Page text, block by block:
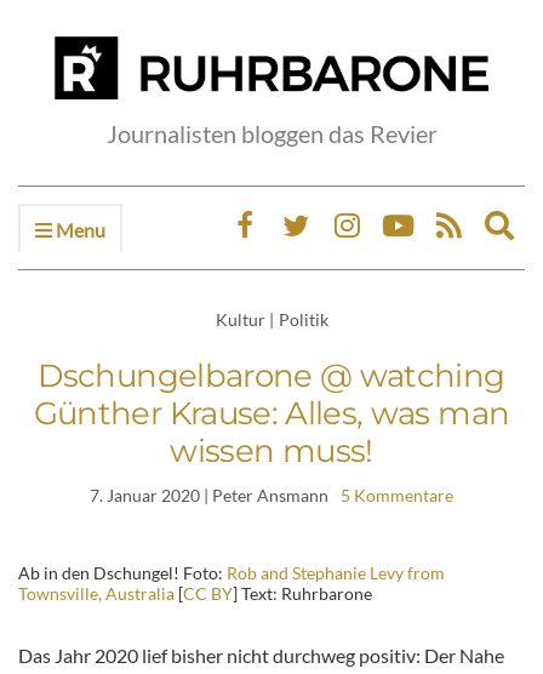
Journalisten bloggen das Revier
Menu
Kultur | Politik
Dschungelbarone @ watching
Günther Krause: Alles, was man
wissen muss!
7. Januar 2020 | Peter Ansmann 5 Kommentare
Ab in den Dschungel! Foto: Rob and Stephanie Levy from
Townsville, Australia [CC BY] Text: Ruhrbarone
Das Jahr 2020 lief bisher nicht durchweg positiv: Der Nahe